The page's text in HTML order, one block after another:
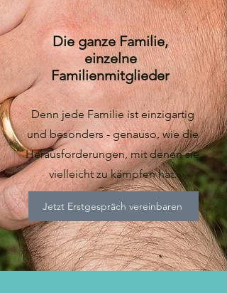
Die ganze Familie,
einzelne
Familienmitglieder
Denn jede Familie ist einzigartig
und besonders - genauso, wie die
Herausforderungen, mit denen sie
vielleicht zu kämpfen hat.
Jetzt Erstgespräch vereinbaren